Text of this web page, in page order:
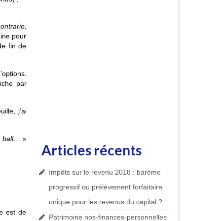
,
pour
fin de
par
j’ai
ball… »
est de
Articles récents
Impôts sur le revenu 2018 : barème
progressif ou prélèvement forfaitaire
unique pour les revenus du capital ?
Patrimoine nos-finances-personnelles